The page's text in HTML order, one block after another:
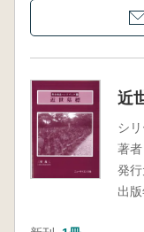
近
シリ
著者
発行
出版